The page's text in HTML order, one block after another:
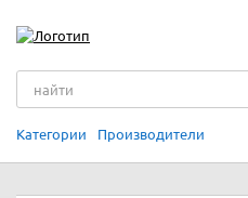
Категории Производители